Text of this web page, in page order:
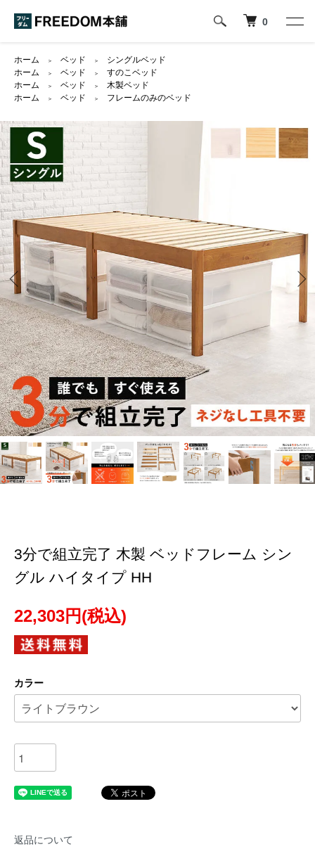
0
ホーム ＞ ベッド ＞
シングルベッド
ホーム
＞ ベッド ＞
すのこベッド
ホーム
＞ ベッド ＞
木製ベッド
ホーム
＞ ベッド ＞ フレームのみのベッド
3分で組立完了 木製 ベッドフレーム シン
グル ハイタイプ HH
22,303円(税込)
カラー
返品について